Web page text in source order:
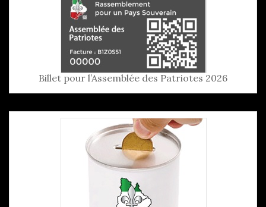
Billet pour l’Assemblée des Patriotes 2026